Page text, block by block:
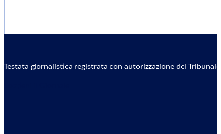
Testata giornalistica registrata con autorizzazione del